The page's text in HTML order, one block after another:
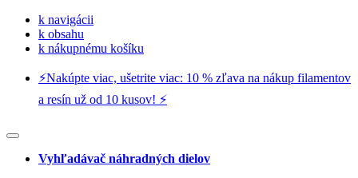
k navigácii
k obsahu
k nákupnému košíku
⚡️Nakúpte viac, ušetrite viac: 10 % zľava na nákup filamentov
a resín už od 10 kusov! ⚡️
Vyhľadávač náhradných dielov